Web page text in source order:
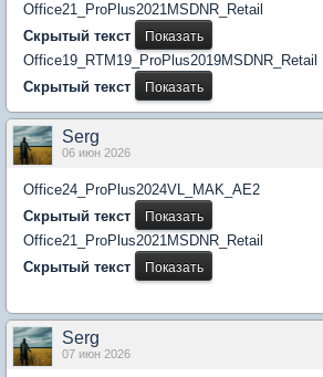
Office21_ProPlus2021MSDNR_Retail
Скрытый текст
Office19_RTM19_ProPlus2019MSDNR_Retail
Скрытый текст
Serg
06 июн 2026
Office24_ProPlus2024VL_MAK_AE2
Скрытый текст
Office21_ProPlus2021MSDNR_Retail
Скрытый текст
Serg
07 июн 2026